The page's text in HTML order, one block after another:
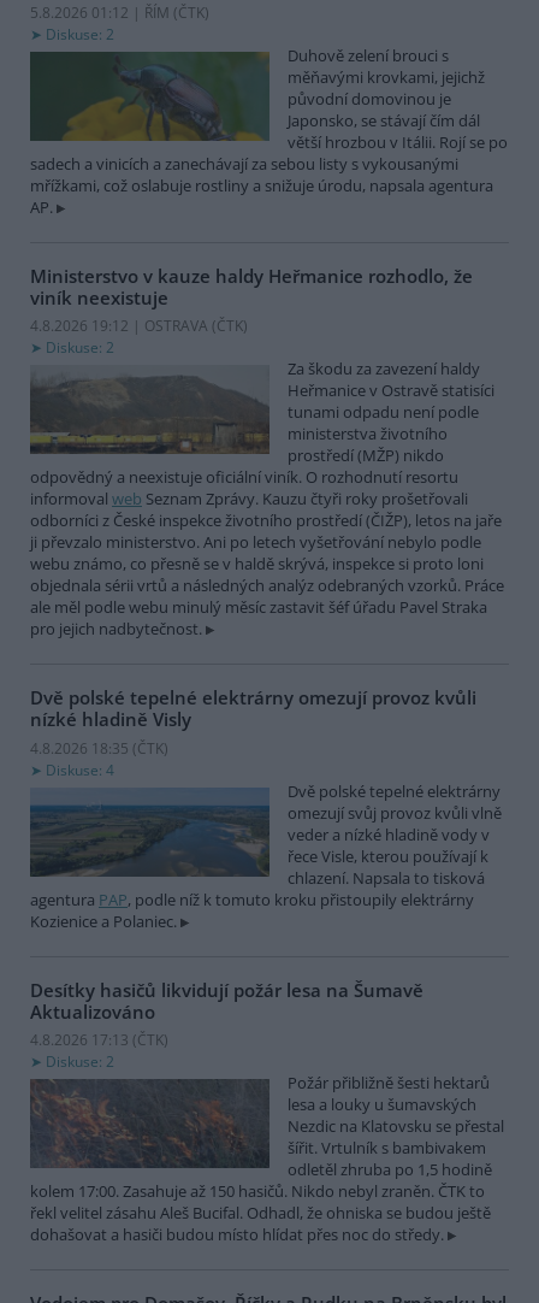
5.8.2026 01:12 | ŘÍM (ČTK)
Diskuse: 2
Duhově zelení brouci s
měňavými krovkami, jejichž
původní domovinou je
Japonsko, se stávají čím dál
větší hrozbou v Itálii. Rojí se po
sadech a vinicích a zanechávají za sebou listy s vykousanými
mřížkami, což oslabuje rostliny a snižuje úrodu, napsala agentura
AP.
Ministerstvo v kauze haldy Heřmanice rozhodlo, že
viník neexistuje
4.8.2026 19:12 | OSTRAVA (ČTK)
Diskuse: 2
Za škodu za zavezení haldy
Heřmanice v Ostravě statisíci
tunami odpadu není podle
ministerstva životního
prostředí (MŽP) nikdo
odpovědný a neexistuje oficiální viník. O rozhodnutí resortu
informoval web Seznam Zprávy. Kauzu čtyři roky prošetřovali
odborníci z České inspekce životního prostředí (ČIŽP), letos na jaře
ji převzalo ministerstvo. Ani po letech vyšetřování nebylo podle
webu známo, co přesně se v haldě skrývá, inspekce si proto loni
objednala sérii vrtů a následných analýz odebraných vzorků. Práce
ale měl podle webu minulý měsíc zastavit šéf úřadu Pavel Straka
pro jejich nadbytečnost.
Dvě polské tepelné elektrárny omezují provoz kvůli
nízké hladině Visly
4.8.2026 18:35 (ČTK)
Diskuse: 4
Dvě polské tepelné elektrárny
omezují svůj provoz kvůli vlně
veder a nízké hladině vody v
řece Visle, kterou používají k
chlazení. Napsala to tisková
agentura PAP, podle níž k tomuto kroku přistoupily elektrárny
Kozienice a Polaniec.
Desítky hasičů likvidují požár lesa na Šumavě
Aktualizováno
4.8.2026 17:13 (ČTK)
Diskuse: 2
Požár přibližně šesti hektarů
lesa a louky u šumavských
Nezdic na Klatovsku se přestal
šířit. Vrtulník s bambivakem
odletěl zhruba po 1,5 hodině
kolem 17:00. Zasahuje až 150 hasičů. Nikdo nebyl zraněn. ČTK to
řekl velitel zásahu Aleš Bucifal. Odhadl, že ohniska se budou ještě
dohašovat a hasiči budou místo hlídat přes noc do středy.